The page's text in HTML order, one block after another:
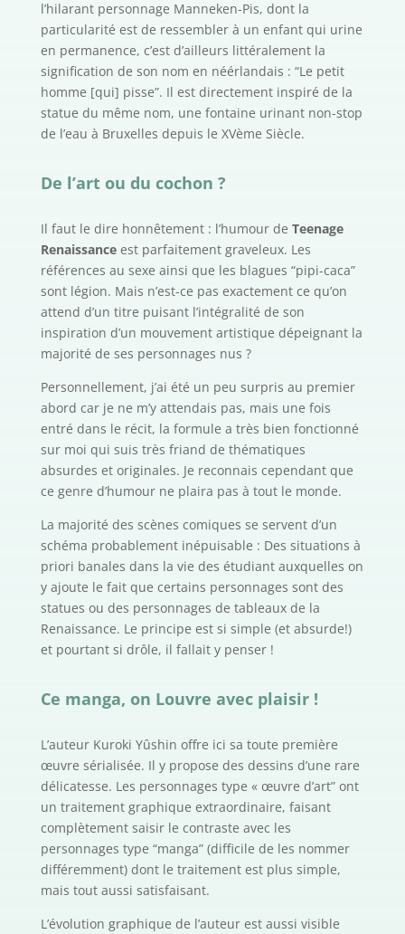
l’hilarant personnage Manneken-Pis, dont la
particularité est de ressembler à un enfant qui urine
en permanence, c’est d’ailleurs littéralement la
signification de son nom en néérlandais : “Le petit
homme [qui] pisse”. Il est directement inspiré de la
statue du même nom, une fontaine urinant non-stop
de l’eau à Bruxelles depuis le XVème Siècle.
De l’art ou du cochon ?
Il faut le dire honnêtement : l’humour de Teenage
Renaissanceest parfaitement graveleux. Les
références au sexe ainsi que les blagues “pipi-caca”
sont légion. Mais n’est-ce pas exactement ce qu’on
attend d’un titre puisant l’intégralité de son
inspiration d’un mouvement artistique dépeignant la
majorité de ses personnages nus ?
Personnellement, j’ai été un peu surpris au premier
abord car je ne m’y attendais pas, mais une fois
entré dans le récit, la formule a très bien fonctionné
sur moi qui suis très friand de thématiques
absurdes et originales. Je reconnais cependant que
ce genre d’humour ne plaira pas à tout le monde.
La majorité des scènes comiques se servent d’un
schéma probablement inépuisable : Des situations à
priori banales dans la vie des étudiant auxquelles on
y ajoute le fait que certains personnages sont des
statues ou des personnages de tableaux de la
Renaissance. Le principe est si simple (et absurde!)
et pourtant si drôle, il fallait y penser !
Ce manga, on Louvre avec plaisir !
L’auteur Kuroki Yûshin offre ici sa toute première
œuvre sérialisée. Il y propose des dessins d’une rare
délicatesse. Les personnages type « œuvre d’art” ont
un traitement graphique extraordinaire, faisant
complètement saisir le contraste avec les
personnages type “manga” (difficile de les nommer
différemment) dont le traitement est plus simple,
mais tout aussi satisfaisant.
L’évolution graphique de l’auteur est aussi visible